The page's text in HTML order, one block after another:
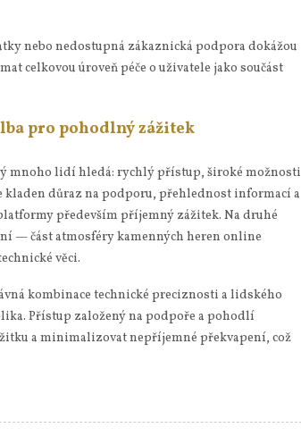
nebo nedostupná zákaznická podpora dokážou
celkovou úroveň péče o uživatele jako součást
pro pohodlný zážitek
mnoho lidí hledá: rychlý přístup, široké možnosti
kladen důraz na podporu, přehlednost informací a
především příjemný zážitek. Na druhé
— část atmosféry kamenných heren online
věci.
kombinace technické preciznosti a lidského
Přístup založený na podpoře a pohodlí
a minimalizovat nepříjemné překvapení, což